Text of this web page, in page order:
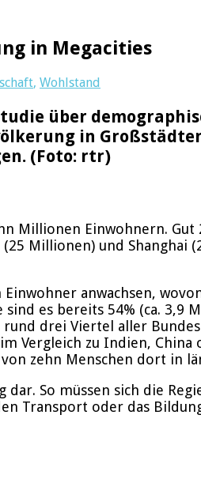
in Megacities
, Wohlstand
über
in
(Foto: rtr)
Millionen Einwohnern.
Millionen) und Shanghai
anwachsen,
es bereits 54% (ca. 3,9
drei Viertel aller
Vergleich zu Indien,
zehn Menschen dort in
So müssen sich die
Transport oder das